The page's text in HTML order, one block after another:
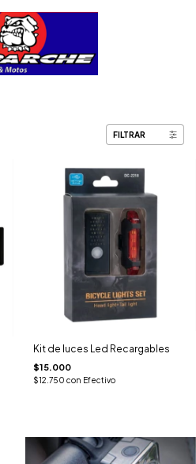
FILTRAR
Kit de luces Led Recargables
$15.000
$12.750 con Efectivo